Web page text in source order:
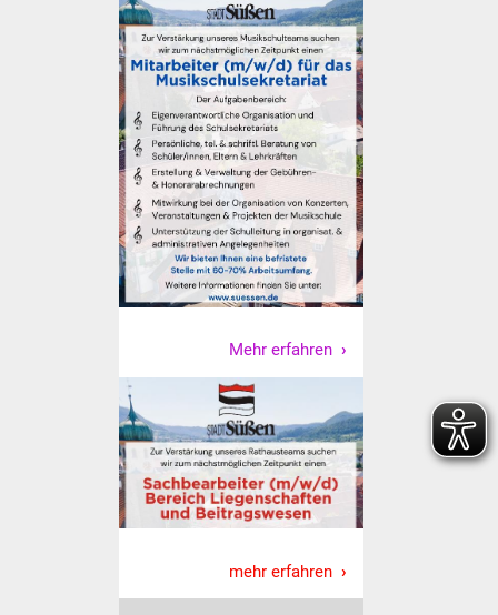
Route der
Industriekultur
Lebenslagen
Senioren
Stadtseniorenrat
Sommerwochen für
Ältere
Pflegeheim
Familien
Familientreff
Kinder und Jugendliche
Schülerferienprogramm
Mehr erfahren
mehr erfahren